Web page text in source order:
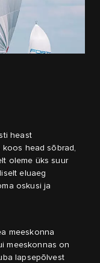
heast
head sõbrad,
oleme üks suur
eluaeg
oskusi ja
meeskonna
meeskonnas on
lapsepõlvest